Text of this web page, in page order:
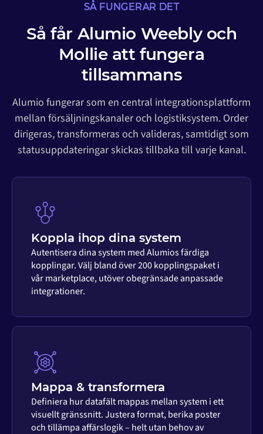
SÅ FUNGERAR DET
Så får Alumio Weebly och
Mollie att fungera
tillsammans
Alumio fungerar som en central integrationsplattform
mellan försäljningskanaler och logistiksystem. Order
dirigeras, transformeras och valideras, samtidigt som
statusuppdateringar skickas tillbaka till varje kanal.
Koppla ihop dina system
Autentisera dina system med Alumios färdiga
kopplingar. Välj bland över 200 kopplingspaket i
vår marketplace, utöver obegränsade anpassade
integrationer.
Mappa & transformera
Definiera hur datafält mappas mellan system i ett
visuellt gränssnitt. Justera format, berika poster
och tillämpa affärslogik – helt utan behov av